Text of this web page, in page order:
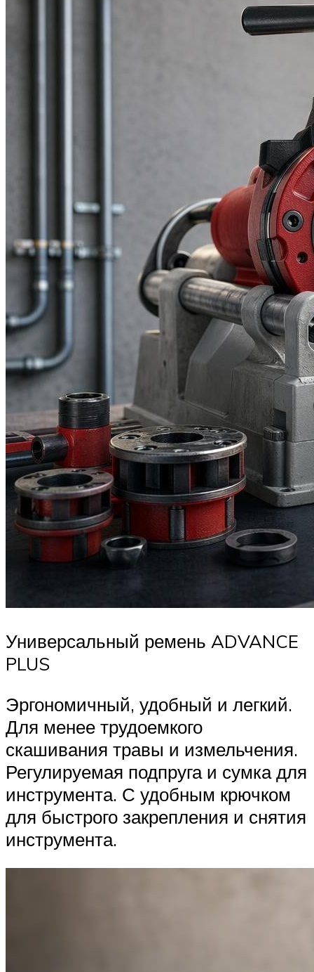
Универсальный ремень ADVANCE
PLUS
Эргономичный, удобный и легкий.
Для менее трудоемкого
скашивания травы и измельчения.
Регулируемая подпруга и сумка для
инструмента. С удобным крючком
для быстрого закрепления и снятия
инструмента.